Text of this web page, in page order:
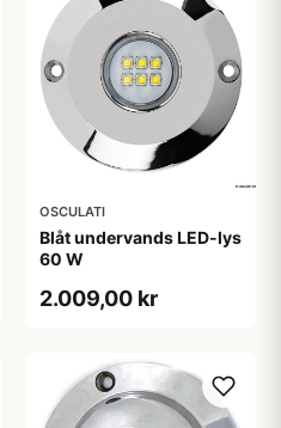
OSCULATI
Blåt undervands LED-lys
60 W
2.009,00 kr